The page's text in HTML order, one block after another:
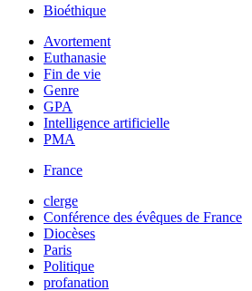
Bioéthique
Avortement
Euthanasie
Fin de vie
Genre
GPA
Intelligence artificielle
PMA
France
clerge
Conférence des évêques de France
Diocèses
Paris
Politique
profanation